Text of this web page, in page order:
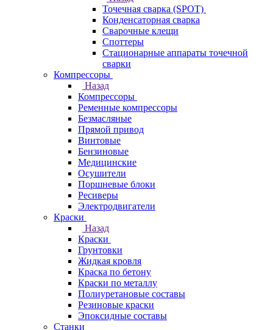
Точечная сварка (SPOT)
Конденсаторная сварка
Сварочные клещи
Споттеры
Стационарные аппараты точечной
сварки
Компрессоры
Назад
Компрессоры
Ременные компрессоры
Безмасляные
Прямой привод
Винтовые
Бензиновые
Медицинские
Осушители
Поршневые блоки
Ресиверы
Электродвигатели
Краски
Назад
Краски
Грунтовки
Жидкая кровля
Краска по бетону
Краски по металлу
Полиуретановые составы
Резиновые краски
Эпоксидные составы
Станки